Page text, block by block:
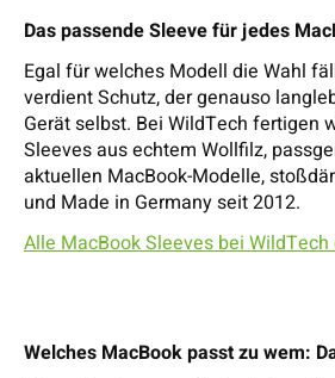
Das passende Sleeve für jedes
Egal für welches Modell die Wahl
verdient Schutz, der genauso
Gerät selbst. Bei WildTech fertigen
Sleeves aus echtem Wollfilz,
aktuellen MacBook-Modelle,
und Made in Germany seit 2012.
Alle MacBook Sleeves bei
Welches MacBook passt zu wem: